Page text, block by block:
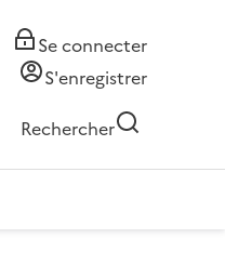
Se connecter
S'enregistrer
Rechercher